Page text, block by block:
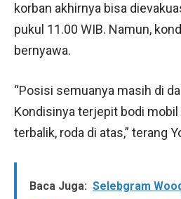
korban akhirnya bisa
pukul 11.00 WIB. Namun,
bernyawa.
“Posisi semuanya masih di
Kondisinya terjepit bodi
terbalik, roda di atas,” terang
Baca Juga: Selebgram